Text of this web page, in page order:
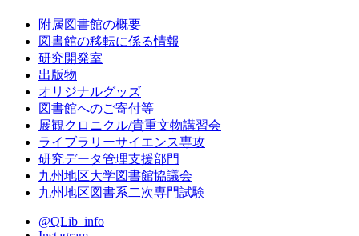
附属図書館の概要
図書館の移転に係る情報
研究開発室
出版物
オリジナルグッズ
図書館へのご寄付等
展観クロニクル/貴重文物講習会
ライブラリーサイエンス専攻
研究データ管理支援部門
九州地区大学図書館協議会
九州地区図書系二次専門試験
@QLib_info